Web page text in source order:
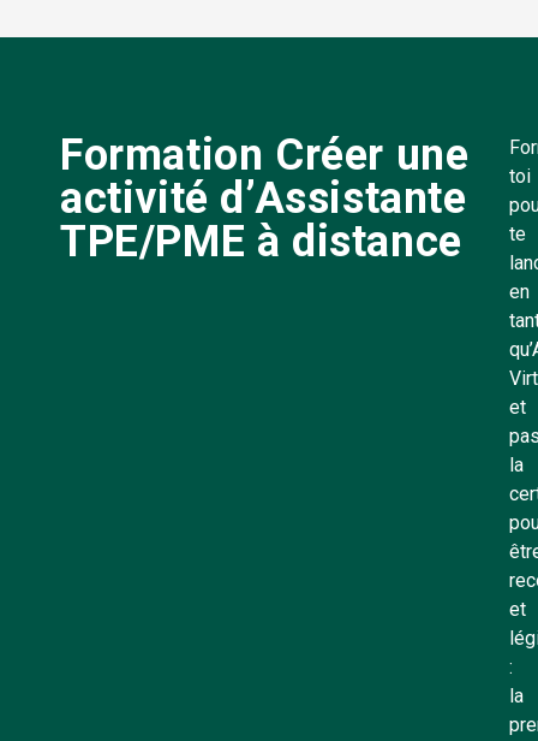
Formation Créer une
activité d’Assistante
TPE/PME à distance
toi
te
en
et
la
et
:
la